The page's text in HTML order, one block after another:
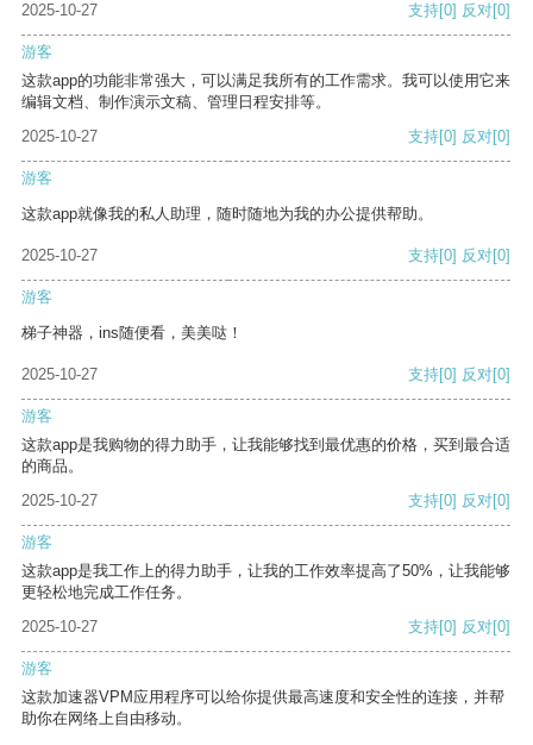
2025-10-27 支持[0] 反对[0]
游客
这款app的功能非常强大，可以满足我所有的工作需求。我可以使用它来
编辑文档、制作演示文稿、管理日程安排等。
2025-10-27
支持[0] 反对[0]
游客
这款app就像我的私人助理，随时随地为我的办公提供帮助。
2025-10-27 支持[0] 反对[0]
游客
梯子神器，ins随便看，美美哒！
2025-10-27 支持[0] 反对[0]
游客
这款app是我购物的得力助手，让我能够找到最优惠的价格，买到最合适
的商品。
2025-10-27
支持[0] 反对[0]
游客
这款app是我工作上的得力助手，让我的工作效率提高了50%，让我能够
更轻松地完成工作任务。
2025-10-27
支持[0] 反对[0]
游客
这款加速器VPM应用程序可以给你提供最高速度和安全性的连接，并帮
助你在网络上自由移动。